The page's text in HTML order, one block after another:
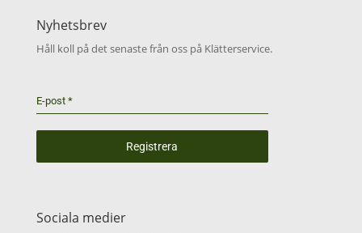
Nyhetsbrev
Håll koll på det senaste från oss på Klätterservice.
E-post *
Registrera
Sociala medier